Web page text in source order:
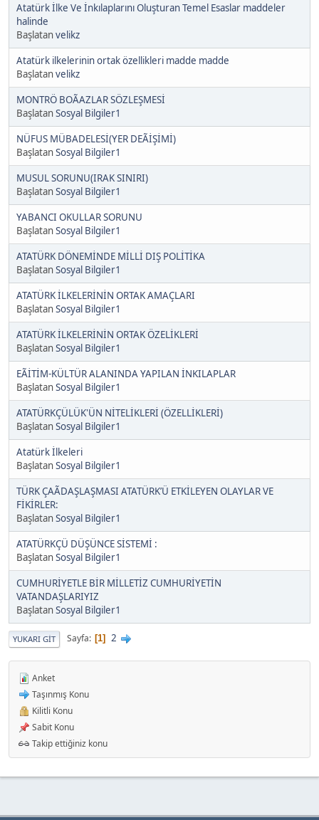
Atatürk İlke Ve İnkılaplarını Oluşturan Temel Esaslar maddeler
halinde
Başlatanvelikz
Atatürk ilkelerinin ortak özellikleri madde madde
Başlatanvelikz
MONTRÖ BOÃAZLAR SÖZLEŞMESİ
BaşlatanSosyal Bilgiler1
NÜFUS MÜBADELESİ(YER DEÃİŞİMİ)
BaşlatanSosyal Bilgiler1
MUSUL SORUNU(IRAK SINIRI)
BaşlatanSosyal Bilgiler1
YABANCI OKULLAR SORUNU
BaşlatanSosyal Bilgiler1
ATATÜRK DÖNEMİNDE MİLLİ DIŞ POLİTİKA
BaşlatanSosyal Bilgiler1
ATATÜRK İLKELERİNİN ORTAK AMAÇLARI
BaşlatanSosyal Bilgiler1
ATATÜRK İLKELERİNİN ORTAK ÖZELİKLERİ
BaşlatanSosyal Bilgiler1
EÃİTİM-KÜLTÜR ALANINDA YAPILAN İNKILAPLAR
BaşlatanSosyal Bilgiler1
ATATÜRKÇÜLÜK'ÜN NİTELİKLERİ (ÖZELLİKLERİ)
BaşlatanSosyal Bilgiler1
Atatürk İlkeleri
BaşlatanSosyal Bilgiler1
TÜRK ÇAÃDAŞLAŞMASI ATATÜRK’Ü ETKİLEYEN OLAYLAR VE
FİKİRLER:
BaşlatanSosyal Bilgiler1
ATATÜRKÇÜ DÜŞÜNCE SİSTEMİ :
BaşlatanSosyal Bilgiler1
CUMHURİYETLE BİR MİLLETİZ CUMHURİYETİN
VATANDAŞLARIYIZ
BaşlatanSosyal Bilgiler1
YUKARI GIT Sayfa 1 2
Anket
Taşınmış Konu
Kilitli Konu
Sabit Konu
Takip ettiğiniz konu